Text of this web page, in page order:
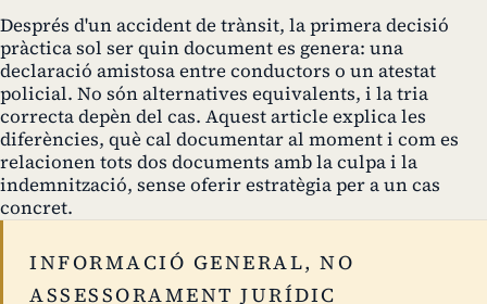
Després d'un accident de trànsit, la primera decisió
pràctica sol ser quin document es genera: una
declaració amistosa entre conductors o un atestat
policial. No són alternatives equivalents, i la tria
correcta depèn del cas. Aquest article explica les
diferències, què cal documentar al moment i com es
relacionen tots dos documents amb la culpa i la
indemnització, sense oferir estratègia per a un cas
concret.
INFORMACIÓ GENERAL, NO
ASSESSORAMENT JURÍDIC